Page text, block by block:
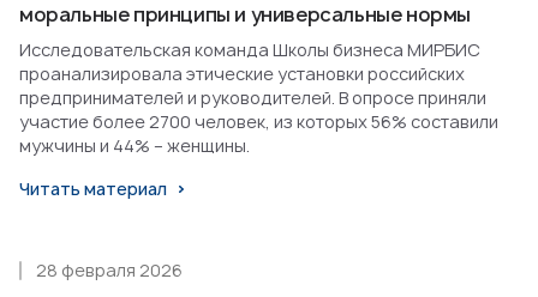
моральные принципы и универсальные нормы
Исследовательская команда Школы бизнеса МИРБИС
проанализировала этические установки российских
предпринимателей и руководителей. В опросе приняли
участие более 2700 человек, из которых 56% составили
мужчины и 44% – женщины.
Читать материал
28 февраля 2026